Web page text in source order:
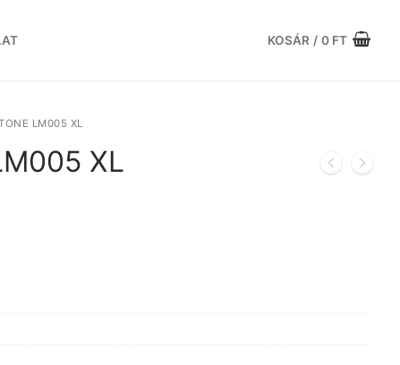
KOSÁR / 0 FT
LM005 XL
XL